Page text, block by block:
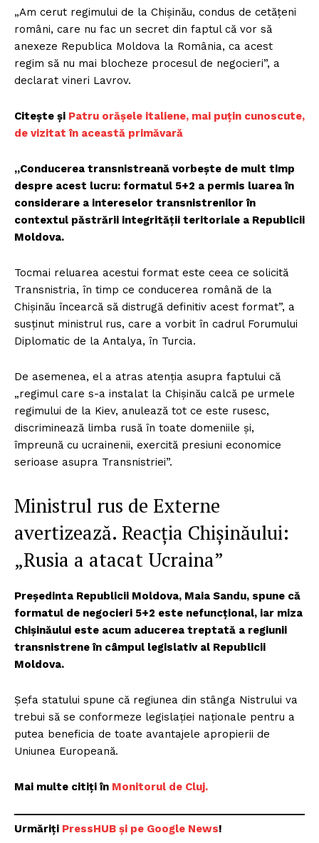
„Am cerut regimului de la Chişinău, condus de cetăţeni
români, care nu fac un secret din faptul că vor să
anexeze Republica Moldova la România, ca acest
regim să nu mai blocheze procesul de negocieri”, a
declarat vineri Lavrov.
Citește și Patru orășele italiene, mai puțin cunoscute,
de vizitat în această primăvară
„Conducerea transnistreană vorbeşte de mult timp
despre acest lucru: formatul 5+2 a permis luarea în
considerare a intereselor transnistrenilor în
contextul păstrării integrităţii teritoriale a Republicii
Moldova.
Tocmai reluarea acestui format este ceea ce solicită
Transnistria, în timp ce conducerea română de la
Chişinău încearcă să distrugă definitiv acest format”, a
susţinut ministrul rus, care a vorbit în cadrul Forumului
Diplomatic de la Antalya, în Turcia.
De asemenea, el a atras atenţia asupra faptului că
„regimul care s-a instalat la Chişinău calcă pe urmele
regimului de la Kiev, anulează tot ce este rusesc,
discriminează limba rusă în toate domeniile şi,
împreună cu ucrainenii, exercită presiuni economice
serioase asupra Transnistriei”.
Ministrul rus de Externe
avertizează. Reacția Chișinăului:
„Rusia a atacat Ucraina”
Preşedinta Republicii Moldova, Maia Sandu, spune că
formatul de negocieri 5+2 este nefuncţional, iar miza
Chişinăului este acum aducerea treptată a regiunii
transnistrene în câmpul legislativ al Republicii
Moldova.
Şefa statului spune că regiunea din stânga Nistrului va
trebui să se conformeze legislaţiei naţionale pentru a
putea beneficia de toate avantajele apropierii de
Uniunea Europeană.
Mai multe citiți în Monitorul de Cluj.
Urmăriți PressHUB și pe Google News!